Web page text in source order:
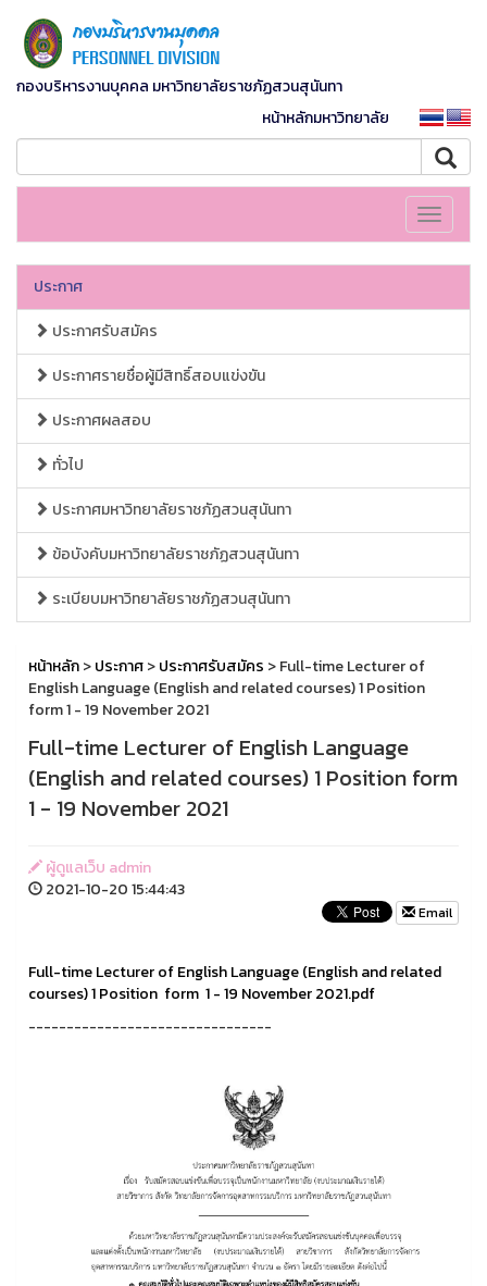
กองบริหารงานบุคคล มหาวิทยาลัยราชภัฏสวนสุนันทา
หน้าหลักมหาวิทยาลัย
Toggle
ประกาศ
ประกาศรับสมัคร
ประกาศรายชื่อผู้มีสิทธิ์สอบแข่งขัน
ประกาศผลสอบ
ทั่วไป
ประกาศมหาวิทยาลัยราชภัฏสวนสุนันทา
ข้อบังคับมหาวิทยาลัยราชภัฏสวนสุนันทา
ระเบียบมหาวิทยาลัยราชภัฏสวนสุนันทา
หน้าหลัก>ประกาศ>ประกาศรับสมัคร > Full-time Lecturer of
English Language (English and related courses) 1 Position
form 1 - 19 November 2021
Full-time Lecturer of English Language
(English and related courses) 1 Position form
1 - 19 November 2021
ผู้ดูแลเว็บ admin
2021-10-20 15:44:43
Email
Full-time Lecturer of English Language (English and related
courses) 1 Position form 1 - 19 November 2021.pdf
--------------------------------